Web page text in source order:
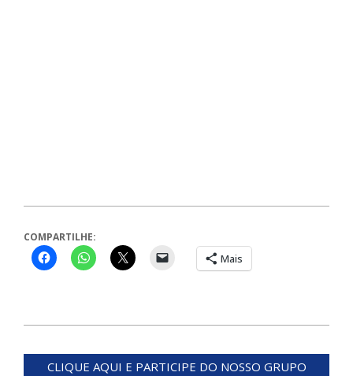
COMPARTILHE:
Mais
04-
CLIQUE AQUI E PARTICIPE DO NOSSO GRUPO